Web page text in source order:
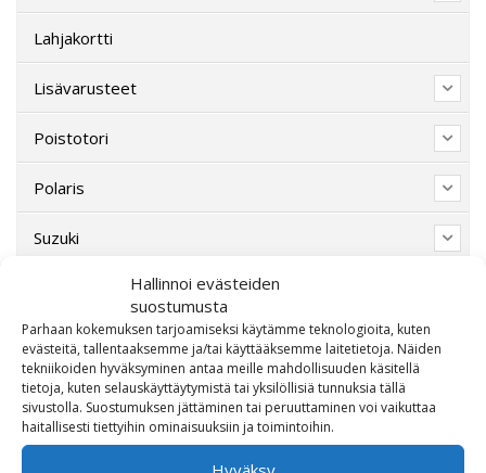
Hallinnoi evästeiden
suostumusta
Parhaan kokemuksen tarjoamiseksi käytämme teknologioita, kuten
evästeitä, tallentaaksemme ja/tai käyttääksemme laitetietoja. Näiden
tekniikoiden hyväksyminen antaa meille mahdollisuuden käsitellä
tietoja, kuten selauskäyttäytymistä tai yksilöllisiä tunnuksia tällä
sivustolla. Suostumuksen jättäminen tai peruuttaminen voi vaikuttaa
haitallisesti tiettyihin ominaisuuksiin ja toimintoihin.
Lahjakortti
Lisävarusteet
Poistotori
Polaris
Suzuki
Varaosat/Sekalaiset